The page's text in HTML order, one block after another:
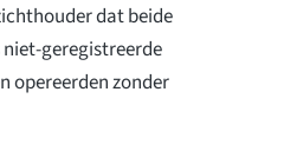
dat beide
niet-geregistreerde
opereerden zonder